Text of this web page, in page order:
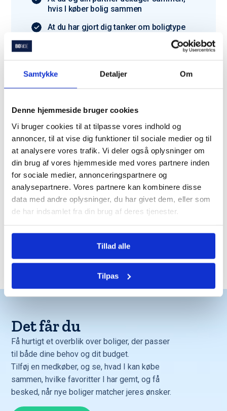
Samtykke Detaljer Om
Denne hjemmeside bruger cookies
Vi bruger cookies til at tilpasse vores indhold og
annoncer, til at vise dig funktioner til sociale medier og til
at analysere vores trafik. Vi deler også oplysninger om
din brug af vores hjemmeside med vores partnere inden
for sociale medier, annonceringspartnere og
analysepartnere. Vores partnere kan kombinere disse
data med andre oplysninger, du har givet dem, eller som
de har indsamlet fra din brug af deres tjenester.
Tillad alle
Tilpas
hvis I køber bolig sammen
At du har gjort dig tanker om boligtype
godt i gang.
Du er langt fra den eneste
der bruger Bomae
Trustpilot
Trustpilot
Det får du
Få hurtigt et overblik over boliger, der passer
til både dine behov og dit budget.
Tilføj en medkøber, og se, hvad I kan købe
sammen, hvilke favoritter I har gemt, og få
besked, når nye boliger matcher jeres ønsker.